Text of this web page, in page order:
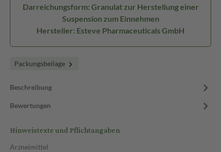
Darreichungsform: Granulat zur Herstellung einer
Suspension zum Einnehmen
Hersteller: Esteve Pharmaceuticals GmbH
Packungsbeilage
Beschreibung
Bewertungen
Hinweistexte und Pflichtangaben
Arzneimittel